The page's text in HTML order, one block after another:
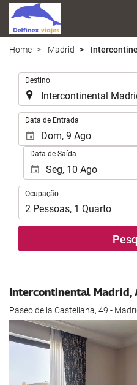
Home Madrid
Destino
Data de Entrada
Data de Saída
Ocupação
Ocupação
2 Pessoas, 1 Quarto
Intercontinental Madrid,
Paseo de la Castellana, 49 -